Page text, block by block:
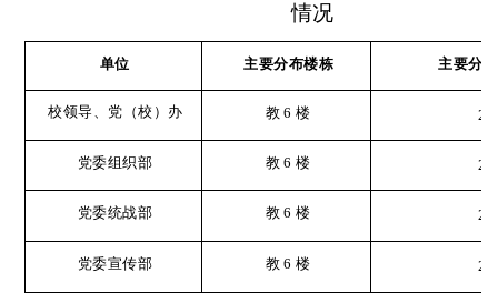
情况
单位 主要分布楼栋 主要分
校领导、党（校）办 教 6 楼 2
党委组织部 教 6 楼 2
党委统战部 教 6 楼 2
党委宣传部 教 6 楼 2